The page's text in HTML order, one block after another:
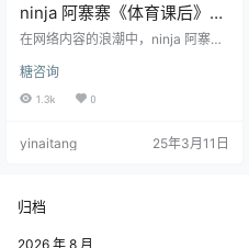
ninja 阿寨寨《体育课后》：
背后的故事与作品魅力
在网络内容的浪潮中，ninja 阿寨寨
《体育课后》这组作品更是备受关
注。今天，就让我们一同深入了解
中，展现出了独特的情境氛围。她
到了运动后的疲惫与畅快。作品
中，她的状态十分生动，那种自然
糖咨询
1.3k 0
yinaitang 25年3月11日
归档
2026 年 8 月